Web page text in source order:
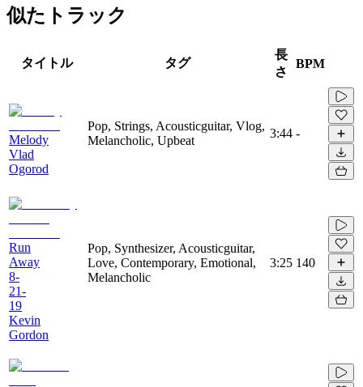
似たトラック
タイトル タグ
長
さ
BPM
Melody
Vlad
Ogorod
Pop, Strings, Acousticguitar, Vlog,
Melancholic, Upbeat
3:44 -
Run
Away
8-
21-
19
Kevin
Gordon
Pop, Synthesizer, Acousticguitar,
Love, Contemporary, Emotional,
Melancholic
3:25 140